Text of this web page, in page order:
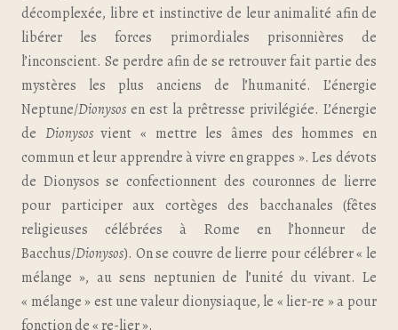
décomplexée, libre et instinctive de leur animalité afin de
libérer les forces primordiales prisonnières de
l’inconscient. Se perdre afin de se retrouver fait partie des
mystères les plus anciens de l’humanité. L’énergie
Neptune/Dionysos en est la prêtresse privilégiée. L’énergie
de Dionysosvient « mettre les âmes des hommes en
commun et leur apprendre à vivre en grappes ». Les dévots
de Dionysos se confectionnent des couronnes de lierre
pour participer aux cortèges des bacchanales (fêtes
religieuses célébrées à Rome en l’honneur de
Bacchus/Dionysos). On se couvre de lierre pour célébrer « le
mélange », au sens neptunien de l’unité du vivant. Le
« mélange » est une valeur dionysiaque, le « lier-re » a pour
fonction de « re-lier ».